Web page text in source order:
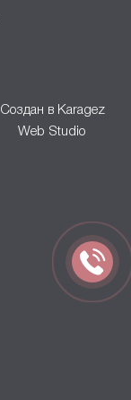
Создан в Karagez
Web Studio